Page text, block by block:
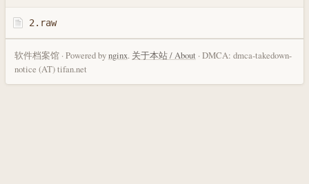
2.raw
软件档案馆 · Powered bynginx. 关于本站 / About · DMCA: dmca-takedown-
notice (AT) tifan.net